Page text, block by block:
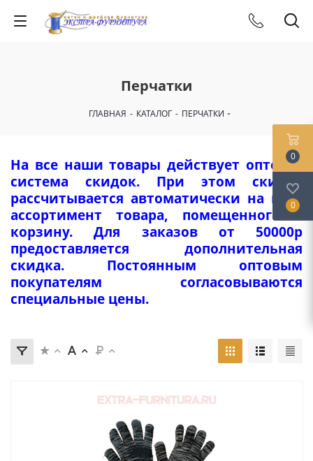
Перчатки
ГЛАВНАЯ - КАТАЛОГ - ПЕРЧАТКИ
На все наши товары действует оптовая
система скидок. При этом скидка
рассчитывается автоматически на весь
ассортимент товара, помещенного в
корзину. Для заказов от 50000р
предоставляется дополнительная
скидка. Постоянным оптовым
покупателям согласовываются
специальные цены.
0
0